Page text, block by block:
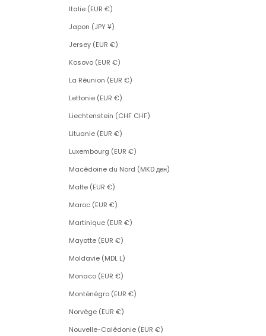
Italie (EUR €)
Japon (JPY ¥)
Jersey (EUR €)
Kosovo (EUR €)
La Réunion (EUR €)
Lettonie (EUR €)
Liechtenstein (CHF CHF)
Lituanie (EUR €)
Luxembourg (EUR €)
Macédoine du Nord (MKD ден)
Malte (EUR €)
Maroc (EUR €)
Martinique (EUR €)
Mayotte (EUR €)
Moldavie (MDL L)
Monaco (EUR €)
Monténégro (EUR €)
Norvège (EUR €)
Nouvelle-Calédonie (EUR €)